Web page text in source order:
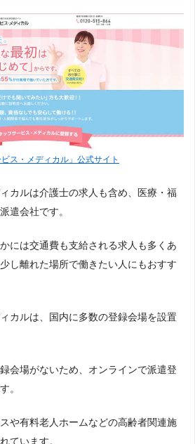
ビス・メディカル」公式サイト
カルは介護士の求人も含め、医療・福
遣会社です。
には交通費も支給される求人も多くあ
し離れた場所で働きたい人にもおすす
カルは、国内に多数の登録会場を設置
会場がないため、オンラインで派遣登
。
や有料老人ホームなどの高齢者関連施
ています。